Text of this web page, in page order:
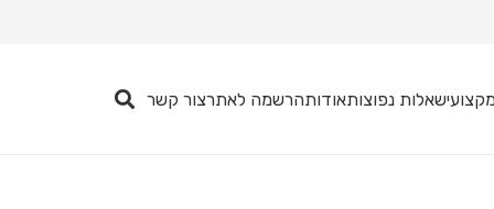
שאלות נפוצותאודותהרשמה לאתרצור קשר